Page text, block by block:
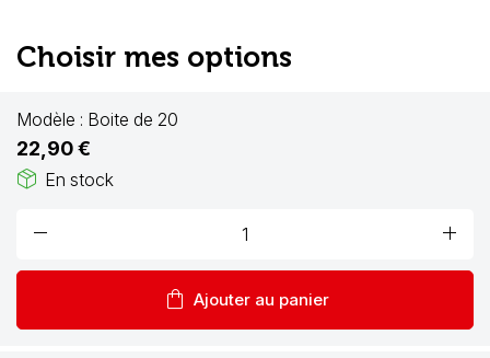
Choisir mes options
Modèle : Boite de 20
22,90 €
package_2 En stock
remove add
shopping_bag Ajouter au panier